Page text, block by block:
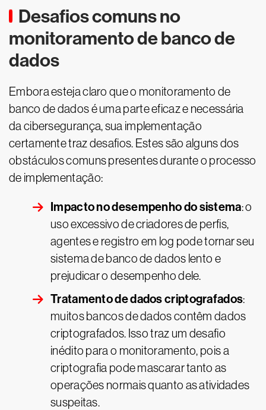
Desafios comuns no
monitoramento de banco de
dados
Embora esteja claro que o monitoramento de
banco de dados é uma parte eficaz e necessária
da cibersegurança, sua implementação
certamente traz desafios. Estes são alguns dos
obstáculos comuns presentes durante o processo
de implementação:
Impacto no desempenho do sistema: o
uso excessivo de criadores de perfis,
agentes e registro em log pode tornar seu
sistema de banco de dados lento e
prejudicar o desempenho dele.
Tratamento de dados criptografados:
muitos bancos de dados contêm dados
criptografados. Isso traz um desafio
inédito para o monitoramento, pois a
criptografia pode mascarar tanto as
operações normais quanto as atividades
suspeitas.